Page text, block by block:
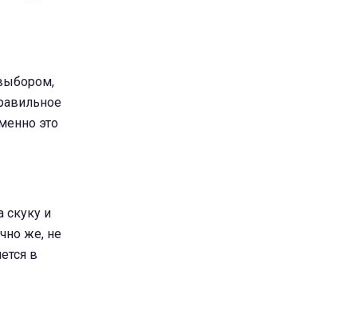
это
скуку и
же, не
в